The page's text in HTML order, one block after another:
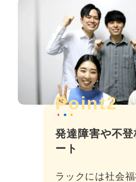
Point2
発達障害や不
ート
ラックには社会